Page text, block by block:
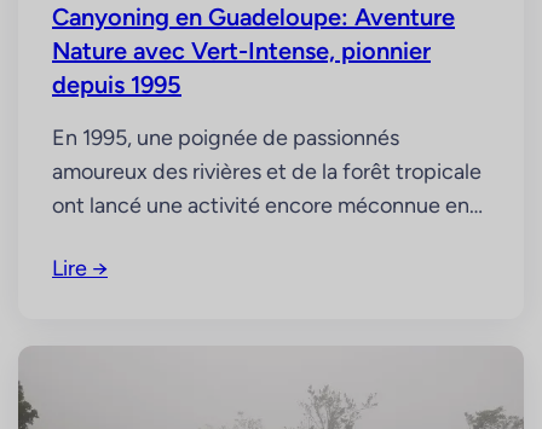
Canyoning en Guadeloupe: Aventure
Nature avec Vert-Intense, pionnier
depuis 1995
En 1995, une poignée de passionnés
amoureux des rivières et de la forêt tropicale
ont lancé une activité encore méconnue en
né de cette passion pour l’aventure en milieu
majeur du tourisme durable sur l’île. Grâce à
Lire →